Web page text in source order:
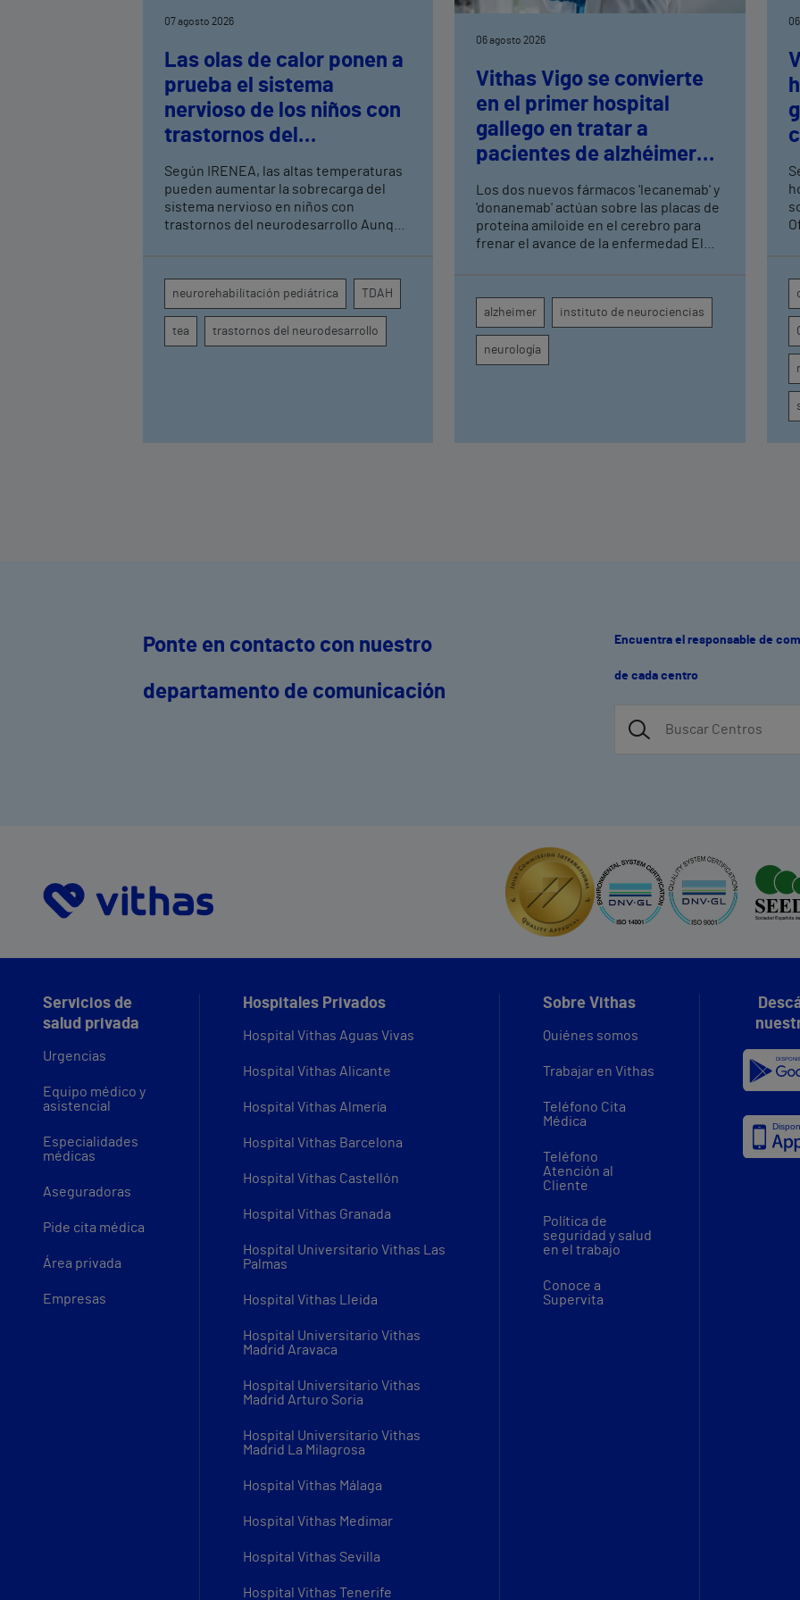
07 agosto 2026
Las olas de calor ponen a
prueba el sistema
nervioso de los niños con
trastornos del
neurodesarrollo, según
expertos en
neurorrehabilitación
pediátrica de Vithas
Según IRENEA, las altas temperaturas
pueden aumentar la sobrecarga del
sistema nervioso en niños con
trastornos del neurodesarrollo Aunque
permite comprender por qué el calor
puede influir en la atención, la
regulación emocional y la conducta
neurorehabilitación pediátrica TDAH
tea trastornos del neurodesarrollo
06 agosto 2026
Vithas Vigo se convierte
en el primer hospital
gallego en tratar a
pacientes de alzhéimer
en fase leve con terapias
antiamiloide
Los dos nuevos fármacos 'lecanemab' y
'donanemab' actúan sobre las placas de
proteína amiloide en el cerebro para
frenar el avance de la enfermedad El
para el exhaustivo seguimiento clínico
de cada paciente
alzheimer instituto de neurociencias
neurología
Ponte en contacto con nuestro
departamento de comunicación
Encuentra el responsable de
de cada centro
Servicios de
salud privada
Urgencias
Equipo médico y
asistencial
Especialidades
médicas
Aseguradoras
Pide cita médica
Área privada
Empresas
Hospitales Privados
Hospital Vithas Aguas Vivas
Hospital Vithas Alicante
Hospital Vithas Almería
Hospital Vithas Barcelona
Hospital Vithas Castellón
Hospital Vithas Granada
Hospital Universitario Vithas Las
Palmas
Hospital Vithas Lleida
Hospital Universitario Vithas
Madrid Aravaca
Hospital Universitario Vithas
Madrid Arturo Soria
Hospital Universitario Vithas
Madrid La Milagrosa
Hospital Vithas Málaga
Hospital Vithas Medimar
Hospital Vithas Sevilla
Hospital Vithas Tenerife
Sobre Vithas
Quiénes somos
Trabajar en Vithas
Teléfono Cita
Médica
Teléfono
Atención al
Cliente
Política de
seguridad y salud
en el trabajo
Conoce a
Supervita